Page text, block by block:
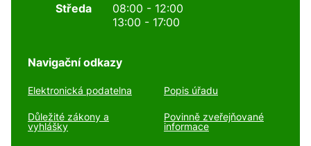
Středa
08:00 - 12:00
13:00 - 17:00
Navigační odkazy
Elektronická podatelna Popis úřadu
Důležité zákony a
vyhlášky
Povinně zveřejňované
informace